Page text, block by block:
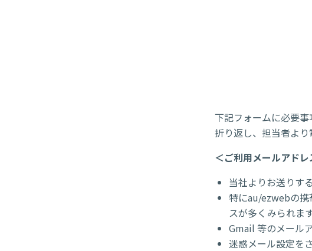
下記フォームに必要事
折り返し、担当者より
＜ご利用メールアド
当社よりお送りす
特にau/ezwebの携
スが多くみられます
Gmail 等のメール
迷惑メール設定を